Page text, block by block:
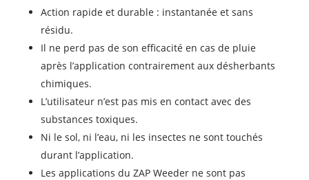
Action rapide et durable : instantanée et sans
résidu.
Il ne perd pas de son efficacité en cas de pluie
après l’application contrairement aux désherbants
chimiques.
L’utilisateur n’est pas mis en contact avec des
substances toxiques.
Ni le sol, ni l’eau, ni les insectes ne sont touchés
durant l’application.
Les applications du ZAP Weeder ne sont pas